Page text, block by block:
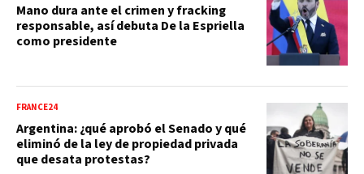
Mano dura ante el crimen y fracking
responsable, así debuta De la Espriella
como presidente
FRANCE24
Argentina: ¿qué aprobó el Senado y qué
eliminó de la ley de propiedad privada
que desata protestas?